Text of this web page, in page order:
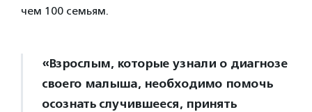
чем 100 семьям.
«Взрослым, которые узнали о диагнозе
своего малыша, необходимо помочь
осознать случившееся, принять